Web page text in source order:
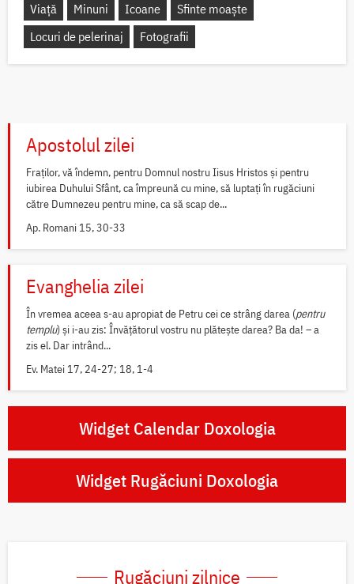
Viață Minuni Icoane
Sfinte moaște
Locuri de pelerinaj
Fotografii
Apostolul zilei
Fraților, vă îndemn, pentru Domnul nostru Iisus Hristos și pentru
iubirea Duhului Sfânt, ca împreună cu mine, să luptați în rugăciuni
către Dumnezeu pentru mine, ca să scap de...
Ap. Romani 15, 30-33
Evanghelia zilei
În vremea aceea s-au apropiat de Petru cei ce strâng darea (pentru
templu) și i-au zis: Învățătorul vostru nu plătește darea? Ba da! – a
zis el. Dar intrând...
Ev. Matei 17, 24-27; 18, 1-4
Widget Calendar Doxologia
Widget Rugăciuni Doxologia
Rugăciuni zilnice